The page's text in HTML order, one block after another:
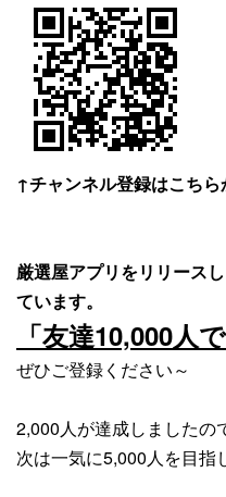
↑チャンネル登録はこちら
厳選屋アプリをリリースし
ています。
「友達10,000人
ぜひご登録ください～
2,000人が達成しましたの
次は一気に5,000人を目指